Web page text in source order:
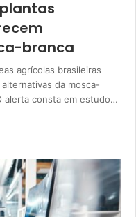
branca
agrícolas brasileiras
da mosca-
alerta consta em estudo…